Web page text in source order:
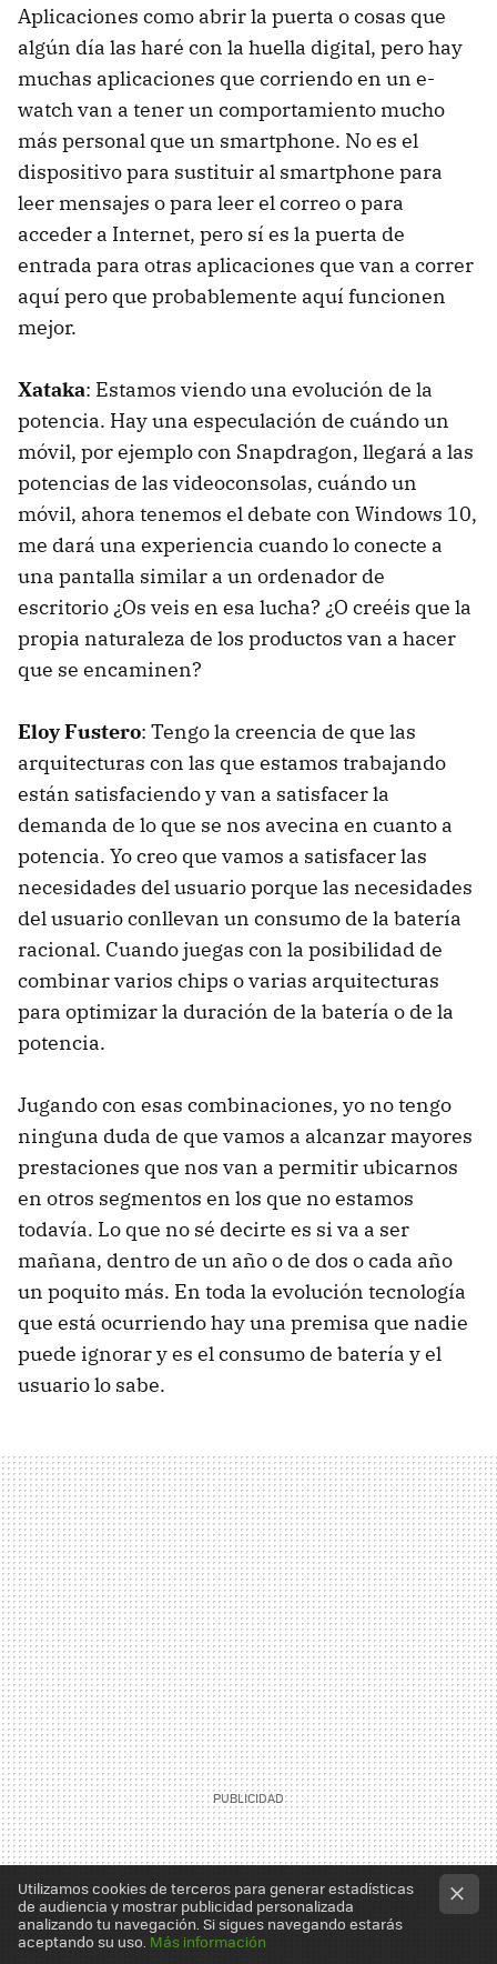
Aplicaciones como abrir la puerta o cosas que
algún día las haré con la huella digital, pero hay
muchas aplicaciones que corriendo en un e-
watch van a tener un comportamiento mucho
más personal que un smartphone. No es el
dispositivo para sustituir al smartphone para
leer mensajes o para leer el correo o para
acceder a Internet, pero sí es la puerta de
entrada para otras aplicaciones que van a correr
aquí pero que probablemente aquí funcionen
mejor.
Xataka: Estamos viendo una evolución de la
potencia. Hay una especulación de cuándo un
móvil, por ejemplo con Snapdragon, llegará a las
potencias de las videoconsolas, cuándo un
móvil, ahora tenemos el debate con Windows 10,
me dará una experiencia cuando lo conecte a
una pantalla similar a un ordenador de
escritorio ¿Os veis en esa lucha? ¿O creéis que la
propia naturaleza de los productos van a hacer
que se encaminen?
Eloy Fustero: Tengo la creencia de que las
arquitecturas con las que estamos trabajando
están satisfaciendo y van a satisfacer la
demanda de lo que se nos avecina en cuanto a
potencia. Yo creo que vamos a satisfacer las
necesidades del usuario porque las necesidades
del usuario conllevan un consumo de la batería
racional. Cuando juegas con la posibilidad de
combinar varios chips o varias arquitecturas
para optimizar la duración de la batería o de la
potencia.
Jugando con esas combinaciones, yo no tengo
ninguna duda de que vamos a alcanzar mayores
prestaciones que nos van a permitir ubicarnos
en otros segmentos en los que no estamos
todavía. Lo que no sé decirte es si va a ser
mañana, dentro de un año o de dos o cada año
un poquito más. En toda la evolución tecnología
que está ocurriendo hay una premisa que nadie
puede ignorar y es el consumo de batería y el
usuario lo sabe.
Utilizamos cookies de terceros para generar estadísticas
de audiencia y mostrar publicidad personalizada
analizando tu navegación. Si sigues navegando estarás
aceptando su uso. Más información